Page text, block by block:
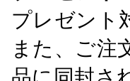
プレゼント
また、ご注